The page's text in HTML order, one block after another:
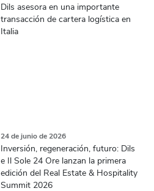
Dils asesora en una importante
transacción de cartera logística en
Italia
24 de junio de 2026
Inversión, regeneración, futuro: Dils
e Il Sole 24 Ore lanzan la primera
edición del Real Estate & Hospitality
Summit 2026